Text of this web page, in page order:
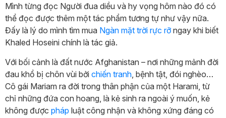
Mình từng đọc Người đua diều và hy vọng hôm nào đó có
thể đọc được thêm một tác phẩm tương tự như vậy nữa.
Đấy là lý do mình tìm mua Ngàn mặt trời rực rỡ ngay khi biết
Khaled Hoseini chính là tác giả.
Với bối cảnh là đất nước Afghanistan – nơi những mảnh đời
đau khổ bị chôn vùi bởi chiến tranh , bệnh tật, đói nghèo…
Cô gái Mariam ra đời trong thân phận của một Harami, từ
chỉ những đứa con hoang, là kẻ sinh ra ngoài ý muốn, kẻ
không được pháp luật công nhận và không xứng đáng có